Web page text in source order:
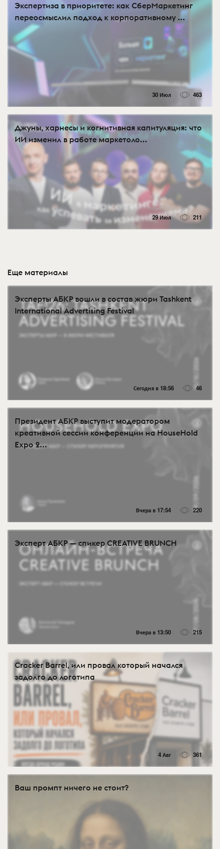
Экспертиза в приоритете: как СберМаркетинг
переосмыслил подход к корпоративному ...
30 Июл 463
Джуны, харнесы и когнитивная капитуляция: что
ИИ изменил в работе маркетоло...
29 Июл 211
Еще материалы
Эксперты АБКР вошли в состав жюри Tashkent
International Advertising Festival
Сегодня в 18:56 46
Президент АБКР выступит модератором
креативной сессии конференции на HouseHold
Expo 2...
Вчера в 17:54 220
Эксперт АБКР — спикер CREATIVE BRUNCH
Вчера в 13:50 215
Cracker Barrel, или провал который начался
задолго до логотипа
4 Авг 361
Ваш промпт ничего не стоит?